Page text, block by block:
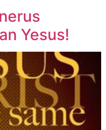
Yesus!